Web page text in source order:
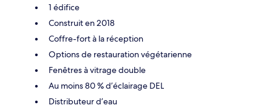
1 édifice
Construit en 2018
Coffre-fort à la réception
Options de restauration végétarienne
Fenêtres à vitrage double
Au moins 80 % d’éclairage DEL
Distributeur d’eau